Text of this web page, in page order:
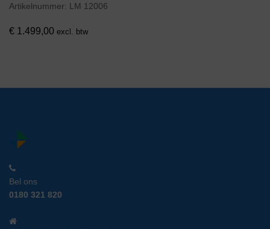
Artikelnummer: LM 12006
€ 1.499,00 excl. btw
Bel ons
0180 321 820